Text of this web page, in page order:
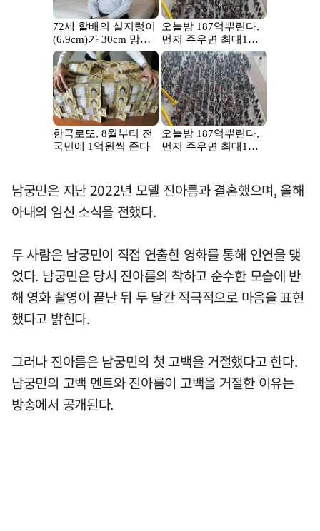
남궁민은 지난 2022년 모델 진아름과 결혼했으며, 올해
아내의 임신 소식을 전했다.
두 사람은 남궁민이 직접 연출한 영화를 통해 인연을 맺
었다. 남궁민은 당시 진아름의 착하고 순수한 모습에 반
해 영화 촬영이 끝난 뒤 두 달간 적극적으로 마음을 표현
했다고 밝힌다.
그러나 진아름은 남궁민의 첫 고백을 거절했다고 한다.
남궁민의 고백 멘트와 진아름이 고백을 거절한 이유는
방송에서 공개된다.